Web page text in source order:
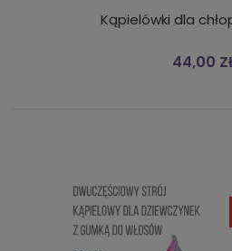
Kąpielówki dla
44,00